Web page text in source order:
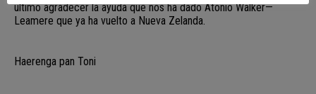
último agradecer la ayuda que nos ha dado Atonio Walker—
Leamere que ya ha vuelto a Nueva Zelanda.
Haerenga pan Toni